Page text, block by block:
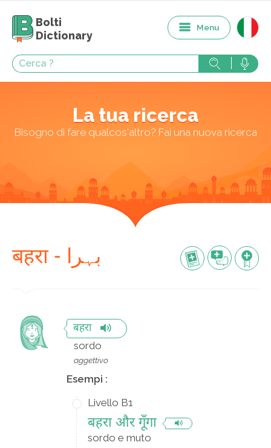
Bolti
Dictionary
Menu
La tua ricerca
Bisogno di fare qualcos'altro? Fai una nuova ricerca
बहरा - بہرا
बहरा
sordo
aggettivo
Esempi :
Livello B1
बहरा और गूँगा
sordo e muto